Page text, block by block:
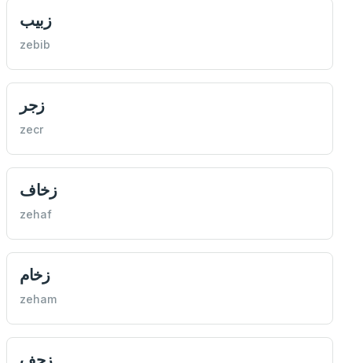
زبيب
zebib
زجر
zecr
زخاف
zehaf
زخام
zeham
زحف